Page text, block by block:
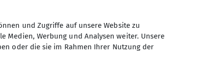
sind ab und zu eine
abseits der Pisten auf
oder ähn-liches,
und Zugriffe auf unsere Website zu
Medien, Werbung und Analysen weiter. Unsere
oder die sie im Rahmen Ihrer Nutzung der